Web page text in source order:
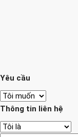
Yêu cầu
Thông tin liên hệ